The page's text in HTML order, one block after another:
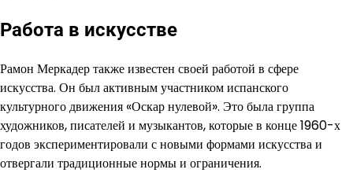
Работа в искусстве
Рамон Меркадер также известен своей работой в сфере
искусства. Он был активным участником испанского
культурного движения «Оскар нулевой». Это была группа
художников, писателей и музыкантов, которые в конце 1960-х
годов экспериментировали с новыми формами искусства и
отвергали традиционные нормы и ограничения.